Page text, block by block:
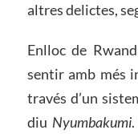
altres delictes,
Enlloc de
sentir amb més
través d’un
diu Nyumbakumi.